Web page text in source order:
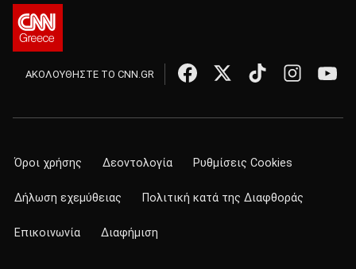
ΑΚΟΛΟΥΘΗΣΤΕ ΤΟ CNN.GR
Όροι χρήσης Δεοντολογία Ρυθμίσεις Cookies
Δήλωση εχεμύθειας Πολιτική κατά της Διαφθοράς
Επικοινωνία Διαφήμιση